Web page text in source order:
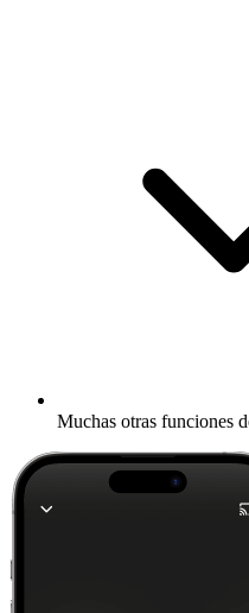
Muchas otras funciones